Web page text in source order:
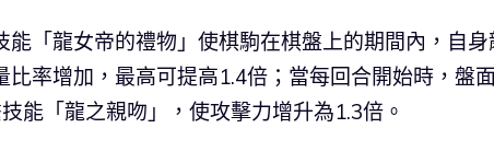
「龍女帝的禮物」使棋駒在棋盤上的期間內，自身
率增加，最高可提高1.4倍；當每回合開始時，盤
能「龍之親吻」，使攻擊力增升為1.3倍。